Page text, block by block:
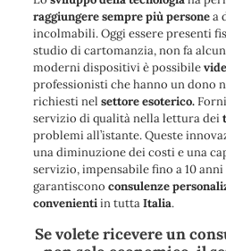
raggiungere sempre più personea
incolmabili. Oggi essere presenti
studio di cartomanzia, non fa
moderni dispositivi è possibile
professionisti che hanno un dono
richiesti nel settore esoterico.
servizio di qualità nella lettura dei
problemi all’istante. Queste
una diminuzione dei costi e una
servizio, impensabile fino a 10
garantiscono consulenze
convenientiin tuttaItalia.
Se volete ricevere un